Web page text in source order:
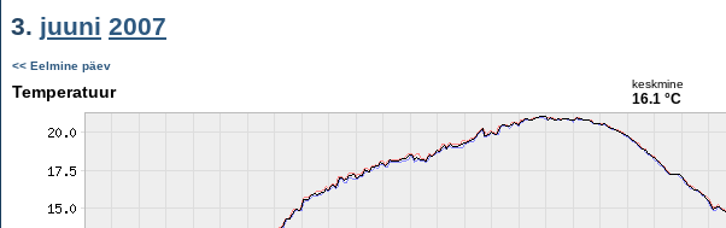
3. juuni 2007
<< Eelmine päev
Temperatuur keskmine
16.1 °C